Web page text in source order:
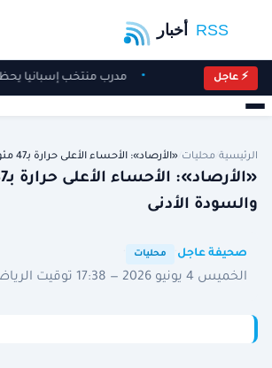
⚡ عاجل مدرب منتخب إسبانيا
الرئيسية محليات «الأرصاد»: الأحساء الأعلى حرارة بـ47 مئوية.. …
والسودة الأدنى
صحيفة عاجل محليات
الخميس 4 يونيو 2026 — 17:38 توقيت الرياض